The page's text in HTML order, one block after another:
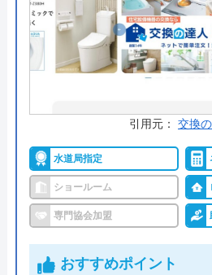
公式サイ
料金詳細を
今すぐ電話で相
受付時間： 9:00
住設ショップリライブ の
運営会社 有限会社ワ―テ
引用元： 交換
水道局指定
ショールーム
専門協会加盟
おすすめポイント